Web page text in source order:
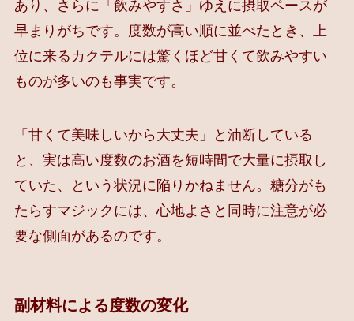
あり、さらに「飲みやすさ」ゆえに摂取ペースが
早まりがちです。度数が高い順に並べたとき、上
位に来るカクテルには驚くほど甘くて飲みやすい
ものが多いのも事実です。
「甘くて美味しいから大丈夫」と油断している
と、実は高い度数のお酒を短時間で大量に摂取し
ていた、という状況に陥りかねません。糖分がも
たらすマジックには、心地よさと同時に注意が必
要な側面があるのです。
副材料による度数の変化